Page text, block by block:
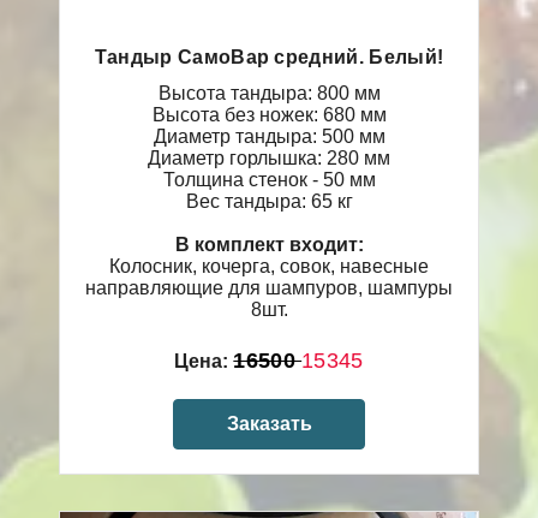
Тандыр СамоВар средний. Белый!
Высота тандыра: 800 мм
Высота без ножек: 680 мм
Диаметр тандыра: 500 мм
Диаметр горлышка: 280 мм
Толщина стенок - 50 мм
Вес тандыра: 65 кг
В комплект входит:
Колосник, кочерга, совок, навесные
направляющие для шампуров, шампуры
8шт.
Цена:1650015345
Заказать